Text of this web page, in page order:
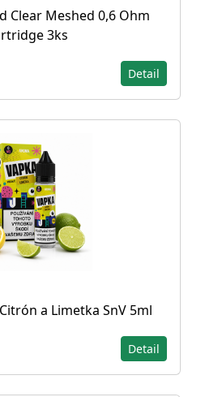
Clear Meshed 0,6 Ohm
3ks
Detail
a Limetka SnV 5ml
Detail